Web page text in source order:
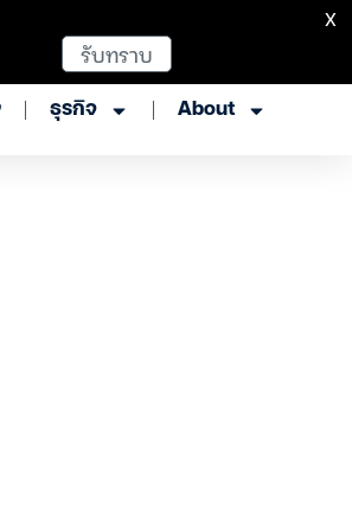
ธุรกิจ About
รับทราบ
X